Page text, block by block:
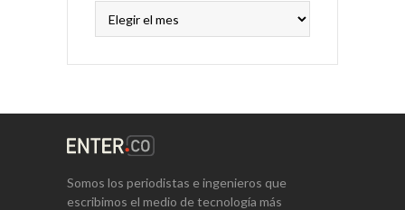
Somos los periodistas e ingenieros que
escribimos el medio de tecnología más